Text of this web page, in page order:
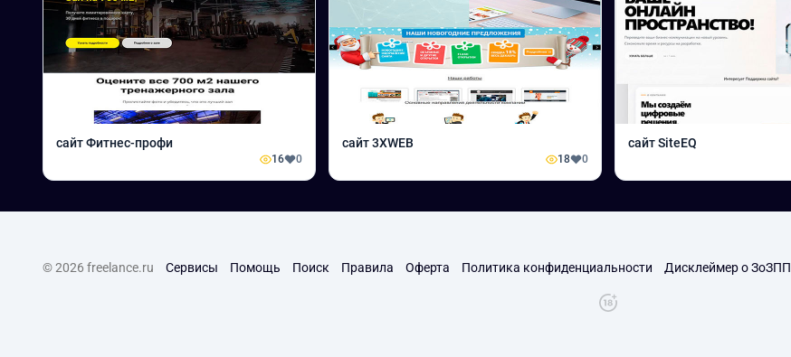
сайт Фитнес-профи
16 0
сайт 3XWEB
18 0
сайт SiteEQ
© 2026 freelance.ru Сервисы Помощь Поиск Правила Оферта Политика конфиденциальности Дисклеймер о ЗоЗПП